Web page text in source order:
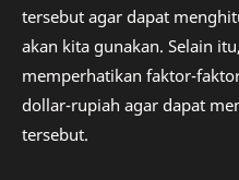
tersebut agar dapat
akan kita gunakan. Selain
memperhatikan faktor-
dollar-rupiah agar dapat
tersebut.